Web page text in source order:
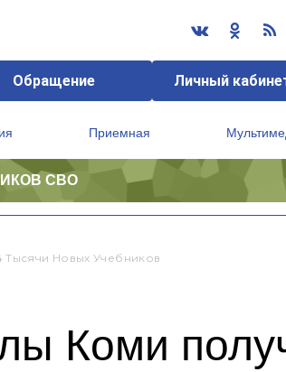
Обращение Личный
Приемная
СВО
Новых Учебников
Коми